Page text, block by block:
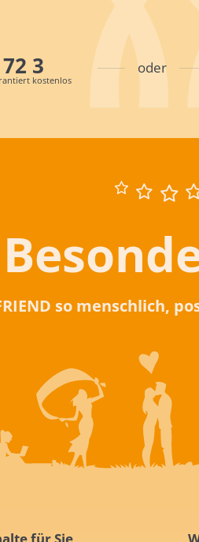
3
kostenlos
oder
so menschlich,